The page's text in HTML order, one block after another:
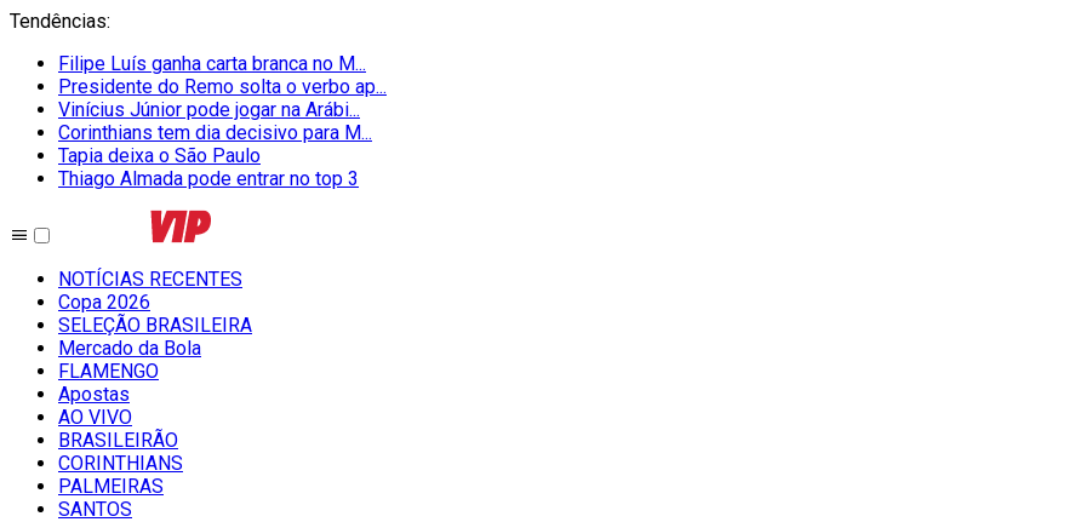
Tendências:
Filipe Luís ganha carta branca no M...
Presidente do Remo solta o verbo ap...
Vinícius Júnior pode jogar na Arábi...
Corinthians tem dia decisivo para M...
Tapia deixa o São Paulo
Thiago Almada pode entrar no top 3
NOTÍCIAS RECENTES
Copa 2026
SELEÇÃO BRASILEIRA
Mercado da Bola
FLAMENGO
Apostas
AO VIVO
BRASILEIRÃO
CORINTHIANS
PALMEIRAS
SANTOS